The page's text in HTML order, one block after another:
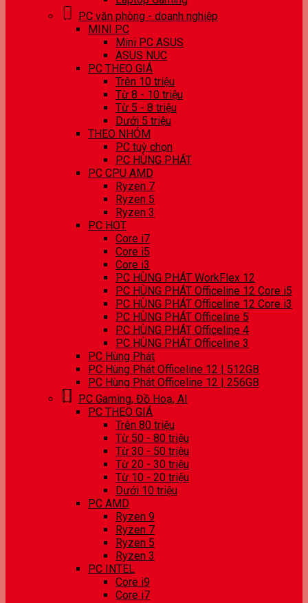
PC văn phòng - doanh nghiệp
MINI PC
Mini PC ASUS
ASUS NUC
PC THEO GIÁ
Trên 10 triệu
Từ 8 - 10 triệu
Từ 5 - 8 triệu
Dưới 5 triệu
THEO NHÓM
PC tuỳ chọn
PC HÙNG PHÁT
PC CPU AMD
Ryzen 7
Ryzen 5
Ryzen 3
PC HOT
Core i7
Core i5
Core i3
PC HÙNG PHÁT WorkFlex 12
PC HÙNG PHÁT Officeline 12 Core i5
PC HÙNG PHÁT Officeline 12 Core i3
PC HÙNG PHÁT Officeline 5
PC HÙNG PHÁT Officeline 4
PC HÙNG PHÁT Officeline 3
PC Hùng Phát
PC Hùng Phát Officeline 12 | 512GB
PC Hùng Phát Officeline 12 | 256GB
PC Gaming, Đồ Hoạ, AI
PC THEO GIÁ
Trên 80 triệu
Từ 50 - 80 triệu
Từ 30 - 50 triệu
Từ 20 - 30 triệu
Từ 10 - 20 triệu
Dưới 10 triệu
PC AMD
Ryzen 9
Ryzen 7
Ryzen 5
Ryzen 3
PC INTEL
Core i9
Core i7